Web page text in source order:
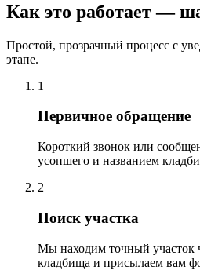
Как это работает —
Простой, прозрачный процесс с
этапе.
1
Первичное обращение
Короткий звонок или
усопшего и названием
2
Поиск участка
Мы находим точный участок
кладбища и присылаем вам